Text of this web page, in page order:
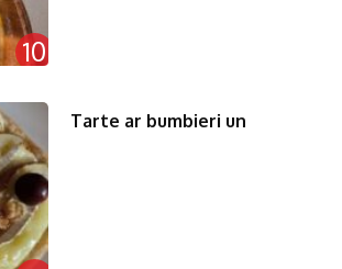
10
Tarte ar bumbieri un